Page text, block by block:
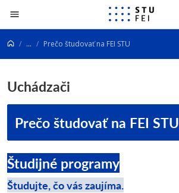
Prejsť na obsah
... Prečo študovať na FEI STU
Uchádzači
Prečo študovať na FEI STU
Študijné programy
Študujte, čo vás zaujíma.